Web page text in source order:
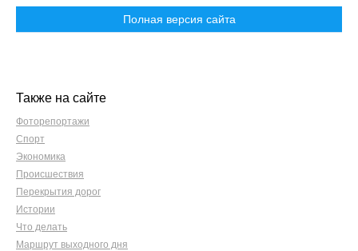
Полная версия сайта
Также на сайте
Фоторепортажи
Спорт
Экономика
Происшествия
Перекрытия дорог
Истории
Что делать
Маршрут выходного дня